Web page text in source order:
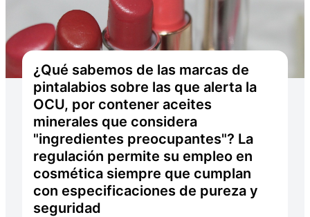
¿Qué sabemos de las marcas de
pintalabios sobre las que alerta la
OCU, por contener aceites
minerales que considera
"ingredientes preocupantes"? La
regulación permite su empleo en
cosmética siempre que cumplan
con especificaciones de pureza y
seguridad